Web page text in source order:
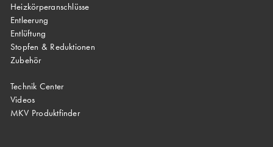
Heizkörperanschlüsse
Entleerung
Entlüftung
Stopfen & Reduktionen
Zubehör
Technik Center
Videos
MKV Produktfinder